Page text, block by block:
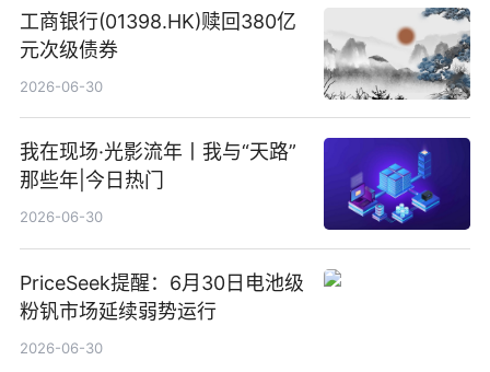
工商银行(01398.HK)赎回380亿
元次级债券
2026-06-30
我在现场·光影流年丨我与“天路”
那些年|今日热门
2026-06-30
PriceSeek提醒：6月30日电池级
粉钒市场延续弱势运行
2026-06-30